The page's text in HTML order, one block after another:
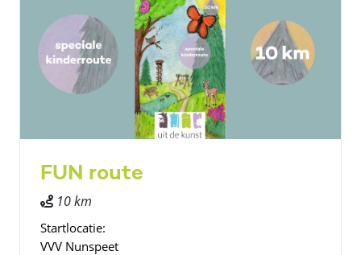
FUN route
10 km
Startlocatie:
VVV Nunspeet